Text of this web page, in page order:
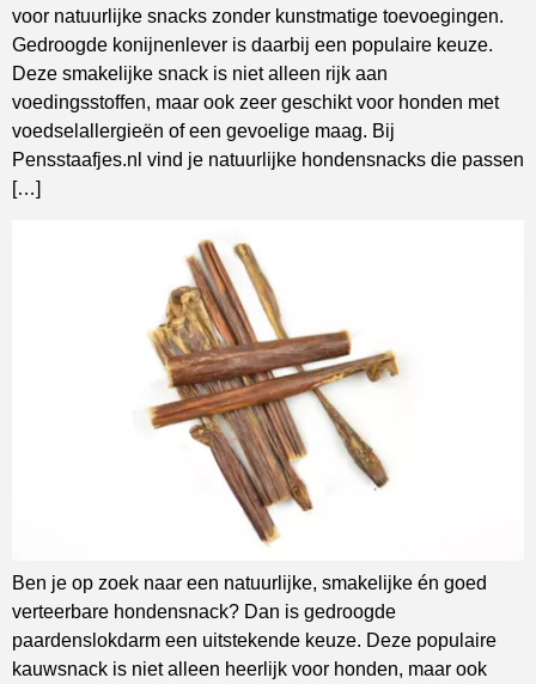
voor natuurlijke snacks zonder kunstmatige toevoegingen.
Gedroogde konijnenlever is daarbij een populaire keuze.
Deze smakelijke snack is niet alleen rijk aan
voedingsstoffen, maar ook zeer geschikt voor honden met
voedselallergieën of een gevoelige maag. Bij
Pensstaafjes.nl vind je natuurlijke hondensnacks die passen
[…]
Ben je op zoek naar een natuurlijke, smakelijke én goed
verteerbare hondensnack? Dan is gedroogde
paardenslokdarm een uitstekende keuze. Deze populaire
kauwsnack is niet alleen heerlijk voor honden, maar ook